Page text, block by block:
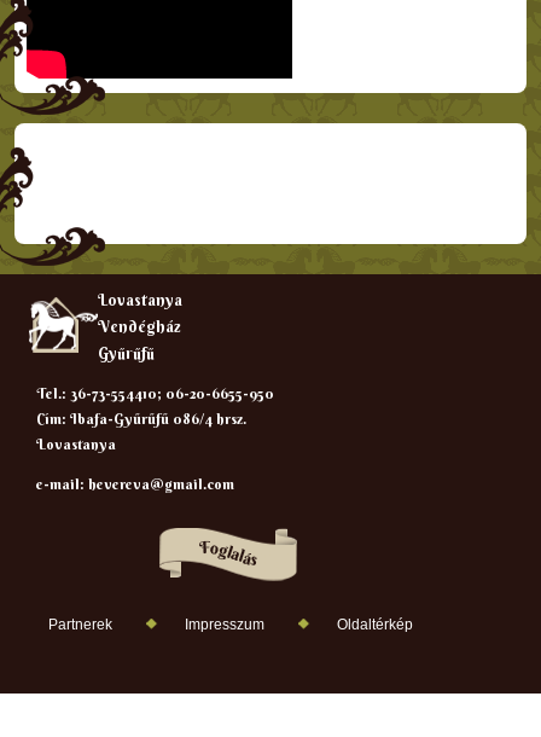
Lovastanya
Vendégház
Gyűrűfű
Tel.: 36-73-554410; 06-20-6655-950
Cím: Ibafa-Gyűrűfű 086/4 hrsz.
Lovastanya
e-mail: hevereva@gmail.com
Partnerek Impresszum Oldaltérkép